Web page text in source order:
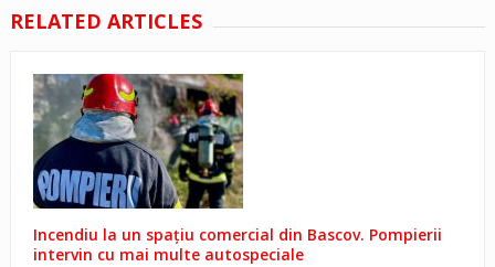
RELATED ARTICLES
Incendiu la un spațiu comercial din Bascov. Pompierii
intervin cu mai multe autospeciale